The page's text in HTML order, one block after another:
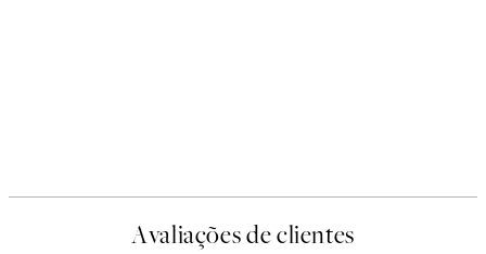
Avaliações de clientes